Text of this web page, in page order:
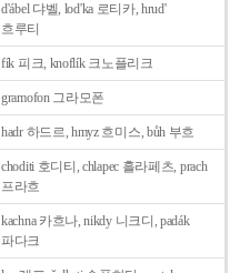
d'ábel 댜벨, lod'ka 로티카, hrud'
흐루티
fík 피크, knoflík 크노플리크
gramofon 그라모폰
hadr 하드르, hmyz 흐미스, bůh 부흐
choditi 호디티, chlapec 흘라페츠, prach
프라흐
kachna 카흐나, nikdy 니크디, padák
파다크